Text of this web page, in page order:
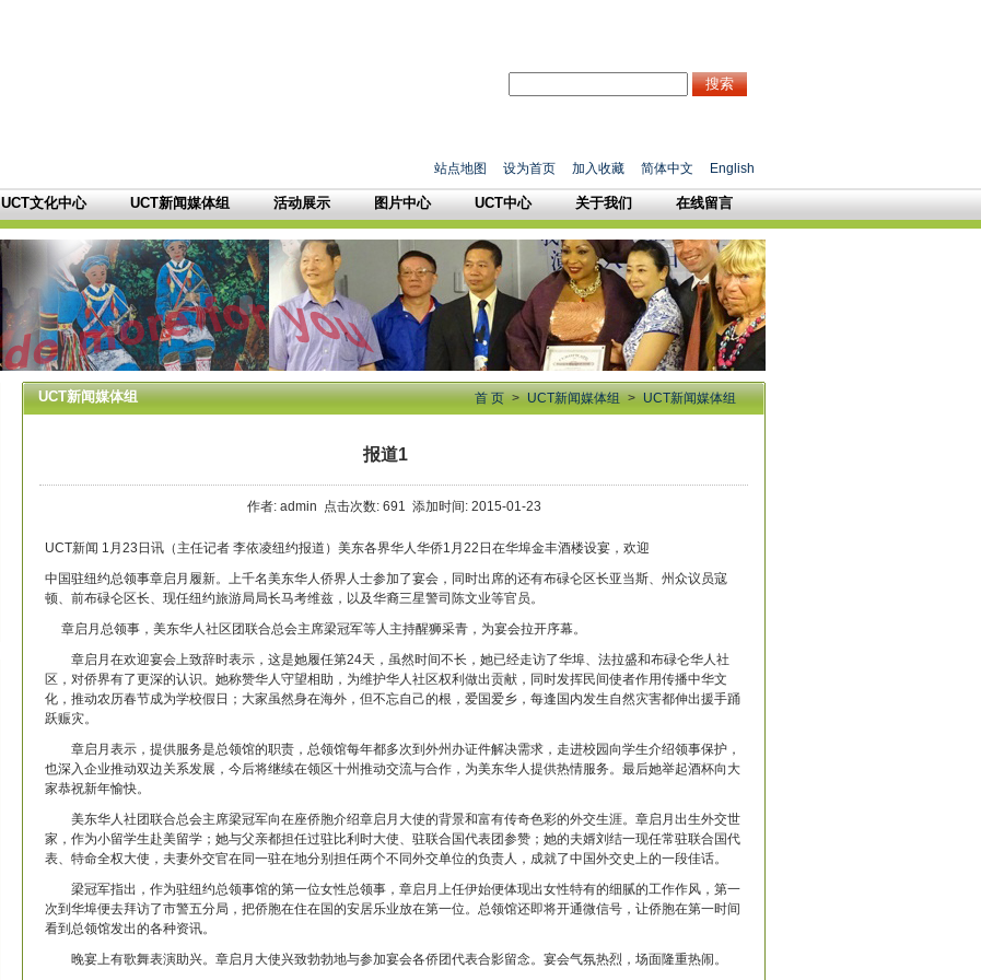
English
简体中文
加入收藏
设为首页
站点地图
搜索
UCT文化中心 UCT新闻媒体组 活动展示 图片中心 UCT中心 关于我们 在线留言
首 页 > UCT新闻媒体组 > UCT新闻媒体组
UCT新闻媒体组
报道1
作者: admin 点击次数: 691 添加时间: 2015-01-23
UCT新闻 1月23日讯（主任记者 李依凌纽约报道）美东各界华人华侨1月22日在华埠金丰酒楼设宴，欢迎
中国驻纽约总领事章启月履新。上千名美东华人侨界人士参加了宴会，同时出席的还有布碌仑区长亚当斯、州众议员寇
顿、前布碌仑区长、现任纽约旅游局局长马考维兹，以及华裔三星警司陈文业等官员。
章启月总领事，美东华人社区团联合总会主席梁冠军等人主持醒狮采青，为宴会拉开序幕。
章启月在欢迎宴会上致辞时表示，这是她履任第24天，虽然时间不长，她已经走访了华埠、法拉盛和布碌仑华人社
区，对侨界有了更深的认识。她称赞华人守望相助，为维护华人社区权利做出贡献，同时发挥民间使者作用传播中华文
化，推动农历春节成为学校假日；大家虽然身在海外，但不忘自己的根，爱国爱乡，每逢国内发生自然灾害都伸出援手踊
跃赈灾。
章启月表示，提供服务是总领馆的职责，总领馆每年都多次到外州办证件解决需求，走进校园向学生介绍领事保护，
也深入企业推动双边关系发展，今后将继续在领区十州推动交流与合作，为美东华人提供热情服务。最后她举起酒杯向大
家恭祝新年愉快。
美东华人社团联合总会主席梁冠军向在座侨胞介绍章启月大使的背景和富有传奇色彩的外交生涯。章启月出生外交世
家，作为小留学生赴美留学；她与父亲都担任过驻比利时大使、驻联合国代表团参赞；她的夫婿刘结一现任常驻联合国代
表、特命全权大使，夫妻外交官在同一驻在地分别担任两个不同外交单位的负责人，成就了中国外交史上的一段佳话。
梁冠军指出，作为驻纽约总领事馆的第一位女性总领事，章启月上任伊始便体现出女性特有的细腻的工作作风，第一
次到华埠便去拜访了市警五分局，把侨胞在住在国的安居乐业放在第一位。总领馆还即将开通微信号，让侨胞在第一时间
看到总领馆发出的各种资讯。
晚宴上有歌舞表演助兴。章启月大使兴致勃勃地与参加宴会各侨团代表合影留念。宴会气氛热烈，场面隆重热闹。